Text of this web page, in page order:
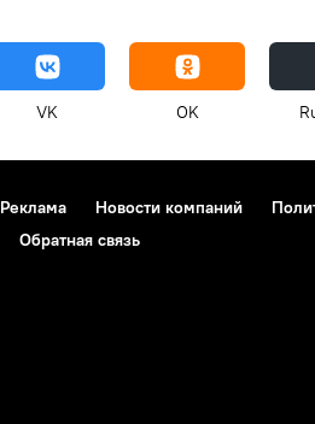
VK OK
Реклама Новости компаний
Обратная связь